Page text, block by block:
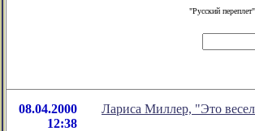
"Русский
08.04.2000
12:38
Лариса Миллер, "Это